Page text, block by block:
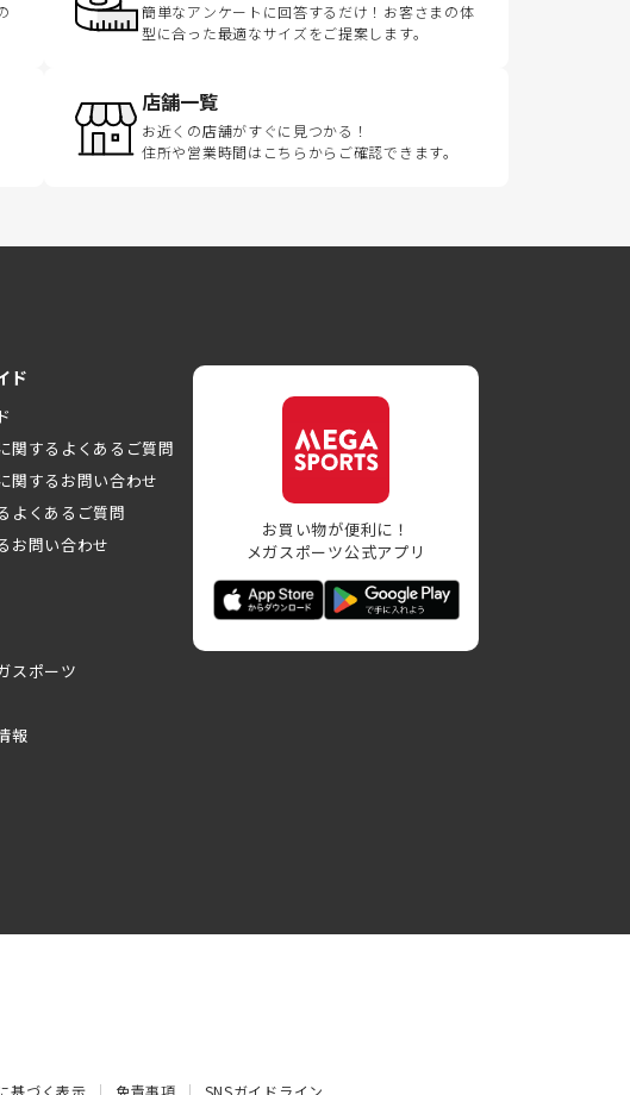
簡単なアンケートに回答するだけ！お客さまの体
型に合った最適なサイズをご提案します。
店舗一覧
お近くの店舗がすぐに見つかる！
住所や営業時間はこちらからご確認できます。
ド
関するよくあるご質問
関するお問い合わせ
よくあるご質問
お問い合わせ
スポーツ
報
お買い物が便利に！
メガスポーツ公式アプリ
基づく表示 免責事項 SNSガイドライン